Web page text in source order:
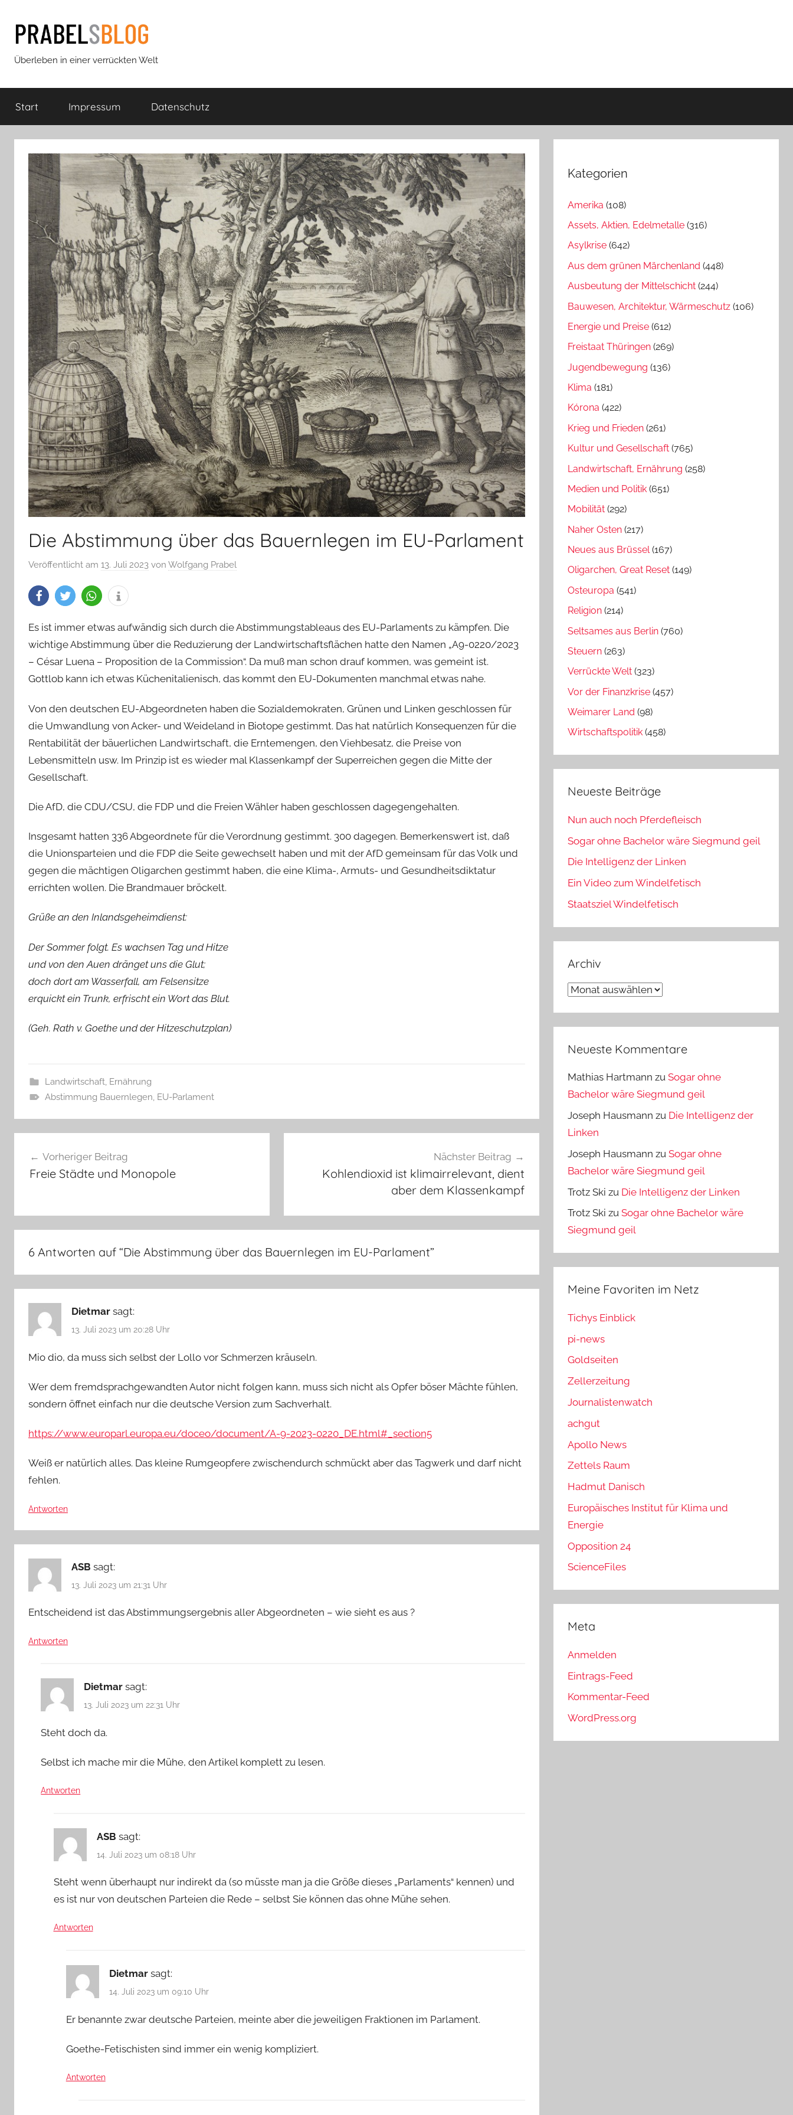
Inhalt
springen
Prabels
Blog
Überleben in einer verrückten Welt
Start Impressum Datenschutz
Die Abstimmung über das Bauernlegen im EU-Parlament
Veröffentlicht am 13. Juli 2023 von Wolfgang Prabel
Es ist immer etwas aufwändig sich durch die Abstimmungstableaus des EU-Parlaments zu kämpfen. Die
wichtige Abstimmung über die Reduzierung der Landwirtschaftsflächen hatte den Namen „A9-0220/2023
– César Luena – Proposition de la Commission“. Da muß man schon drauf kommen, was gemeint ist.
Gottlob kann ich etwas Küchenitalienisch, das kommt den EU-Dokumenten manchmal etwas nahe.
Von den deutschen EU-Abgeordneten haben die Sozialdemokraten, Grünen und Linken geschlossen für
die Umwandlung von Acker- und Weideland in Biotope gestimmt. Das hat natürlich Konsequenzen für die
Rentabilität der bäuerlichen Landwirtschaft, die Erntemengen, den Viehbesatz, die Preise von
Lebensmitteln usw. Im Prinzip ist es wieder mal Klassenkampf der Superreichen gegen die Mitte der
Gesellschaft.
Die AfD, die CDU/CSU, die FDP und die Freien Wähler haben geschlossen dagegengehalten.
Insgesamt hatten 336 Abgeordnete für die Verordnung gestimmt. 300 dagegen. Bemerkenswert ist, daß
die Unionsparteien und die FDP die Seite gewechselt haben und mit der AfD gemeinsam für das Volk und
gegen die mächtigen Oligarchen gestimmt haben, die eine Klima-, Armuts- und Gesundheitsdiktatur
errichten wollen. Die Brandmauer bröckelt.
Grüße an den Inlandsgeheimdienst:
Der Sommer folgt. Es wachsen Tag und Hitze
und von den Auen dränget uns die Glut;
doch dort am Wasserfall, am Felsensitze
erquickt ein Trunk, erfrischt ein Wort das Blut.
(Geh. Rath v. Goethe und der Hitzeschutzplan)
Landwirtschaft, Ernährung
Abstimmung Bauernlegen, EU-Parlament
Vorheriger Beitrag
Freie Städte und Monopole
Nächster Beitrag
Kohlendioxid ist klimairrelevant, dient
aber dem Klassenkampf
6 Antworten auf “Die Abstimmung über das Bauernlegen im EU-Parlament”
Dietmar sagt:
13. Juli 2023 um 20:28 Uhr
Mio dio, da muss sich selbst der Lollo vor Schmerzen kräuseln.
Wer dem fremdsprachgewandten Autor nicht folgen kann, muss sich nicht als Opfer böser Mächte fühlen,
sondern öffnet einfach nur die deutsche Version zum Sachverhalt.
https://www.europarl.europa.eu/doceo/document/A-9-2023-0220_DE.html#_section5
Weiß er natürlich alles. Das kleine Rumgeopfere zwischendurch schmückt aber das Tagwerk und darf nicht
fehlen.
Antworten
ASB sagt:
13. Juli 2023 um 21:31 Uhr
Entscheidend ist das Abstimmungsergebnis aller Abgeordneten – wie sieht es aus ?
Antworten
Dietmar sagt:
13. Juli 2023 um 22:31 Uhr
Steht doch da.
Selbst ich mache mir die Mühe, den Artikel komplett zu lesen.
Antworten
ASB sagt:
14. Juli 2023 um 08:18 Uhr
Steht wenn überhaupt nur indirekt da (so müsste man ja die Größe dieses „Parlaments“ kennen) und
es ist nur von deutschen Parteien die Rede – selbst Sie können das ohne Mühe sehen.
Antworten
Dietmar sagt:
14. Juli 2023 um 09:10 Uhr
Er benannte zwar deutsche Parteien, meinte aber die jeweiligen Fraktionen im Parlament.
Goethe-Fetischisten sind immer ein wenig kompliziert.
Antworten
Kategorien
Amerika (108)
Assets, Aktien, Edelmetalle (316)
Asylkrise (642)
Aus dem grünen Märchenland (448)
Ausbeutung der Mittelschicht (244)
Bauwesen, Architektur, Wärmeschutz (106)
Energie und Preise (612)
Freistaat Thüringen (269)
Jugendbewegung (136)
Klima (181)
Kórona (422)
Krieg und Frieden (261)
Kultur und Gesellschaft (765)
Landwirtschaft, Ernährung (258)
Medien und Politik (651)
Mobilität (292)
Naher Osten (217)
Neues aus Brüssel(167)
Oligarchen, Great Reset (149)
Osteuropa (541)
Religion (214)
Seltsames aus Berlin (760)
Steuern (263)
Verrückte Welt (323)
Vor der Finanzkrise (457)
Weimarer Land (98)
Wirtschaftspolitik (458)
Neueste Beiträge
Nun auch noch Pferdefleisch
Sogar ohne Bachelor wäre Siegmund geil
Die Intelligenz der Linken
Ein Video zum Windelfetisch
Staatsziel Windelfetisch
Archiv
Archiv
Neueste Kommentare
Mathias Hartmann zuSogar ohne
Bachelor wäre Siegmund geil
Joseph Hausmann zu Die Intelligenz der
Linken
Joseph Hausmann zuSogar ohne
Bachelor wäre Siegmund geil
Trotz Ski zu Die Intelligenz der Linken
Trotz Ski zuSogar ohne Bachelor wäre
Siegmund geil
Meine Favoriten im Netz
Tichys Einblick
pi-news
Goldseiten
Zellerzeitung
Journalistenwatch
achgut
Apollo News
Zettels Raum
Hadmut Danisch
Europäisches Institut für Klima und
Energie
Opposition 24
ScienceFiles
Meta
Anmelden
Eintrags-Feed
Kommentar-Feed
WordPress.org